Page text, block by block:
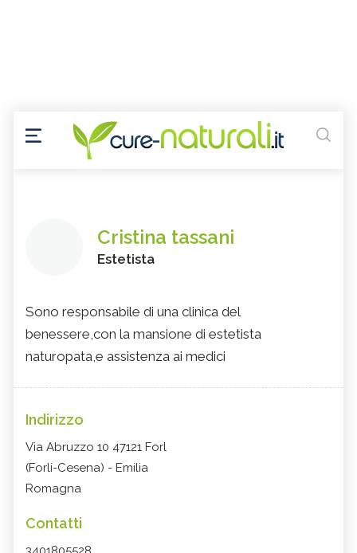
Cristina tassani
Estetista
Sono responsabile di una clinica del
benessere,con la mansione di estetista
naturopata,e assistenza ai medici
Indirizzo
Via Abruzzo 10 47121 Forl
(Forli-Cesena) - Emilia
Romagna
Contatti